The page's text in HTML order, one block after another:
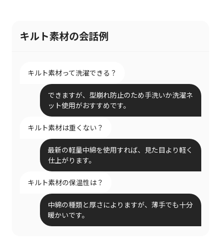
キルト素材の会話例
キルト素材って洗濯できる？
できますが、型崩れ防止のため手洗いか洗濯ネ
ット使用がおすすめです。
キルト素材は重くない？
最新の軽量中綿を使用すれば、見た目より軽く
仕上がります。
キルト素材の保温性は？
中綿の種類と厚さによりますが、薄手でも十分
暖かいです。